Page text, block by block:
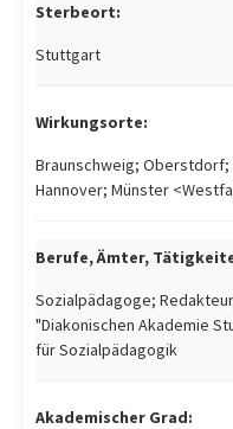
Sterbeort:
Stuttgart
Wirkungsorte:
Braunschweig;
Hannover; Münster
Berufe, Ämter,
Sozialpädagoge;
"Diakonischen Akademie
für Sozialpädagogik
Akademischer Grad: